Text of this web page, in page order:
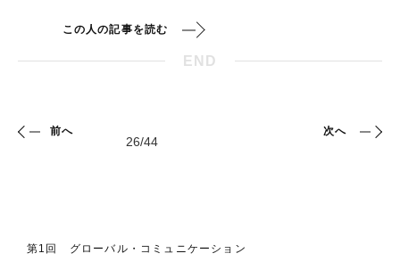
この人の記事を読む
END
前へ 次へ
第1回 グローバル・コミュニケーション